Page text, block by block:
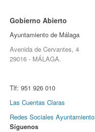
Gobierno Abierto
Ayuntamiento de Málaga
Avenida de Cervantes, 4
29016 - MÁLAGA.
Tlf: 951 926 010
Las Cuentas Claras
Redes Sociales Ayuntamiento
Síguenos